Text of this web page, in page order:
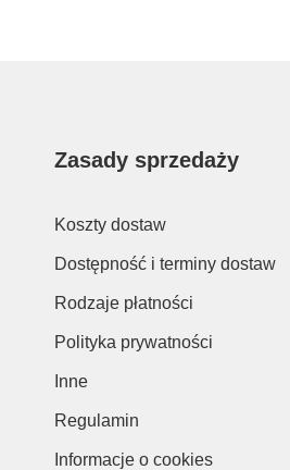
Zasady sprzedaży
Koszty dostaw
Dostępność i terminy dostaw
Rodzaje płatności
Polityka prywatności
Inne
Regulamin
Informacje o cookies